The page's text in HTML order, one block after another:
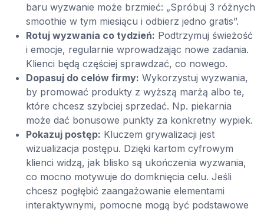
baru wyzwanie może brzmieć: „Spróbuj 3 różnych
smoothie w tym miesiącu i odbierz jedno gratis”.
Rotuj wyzwania co tydzień: Podtrzymuj świeżość
i emocje, regularnie wprowadzając nowe zadania.
Klienci będą częściej sprawdzać, co nowego.
Dopasuj do celów firmy: Wykorzystuj wyzwania,
by promować produkty z wyższą marżą albo te,
które chcesz szybciej sprzedać. Np. piekarnia
może dać bonusowe punkty za konkretny wypiek.
Pokazuj postęp: Kluczem grywalizacji jest
wizualizacja postępu. Dzięki kartom cyfrowym
klienci widzą, jak blisko są ukończenia wyzwania,
co mocno motywuje do domknięcia celu. Jeśli
chcesz pogłębić zaangażowanie elementami
interaktywnymi, pomocne mogą być podstawowe